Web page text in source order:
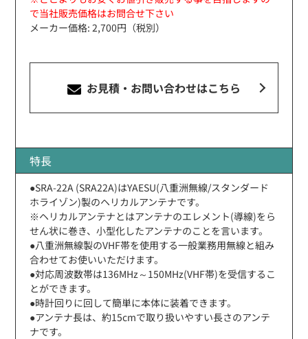
で当社販売価格はお問合せ下さい
メーカー価格: 2,700円（税別）
お見積・お問い合わせはこちら
特長
●SRA-22A (SRA22A)はYAESU(八重洲無線/スタンダード
ホライゾン)製のヘリカルアンテナです。
※ヘリカルアンテナとはアンテナのエレメント(導線)をら
せん状に巻き、小型化したアンテナのことを言います。
●八重洲無線製のVHF帯を使用する一般業務用無線と組み
合わせてお使いいただけます。
●対応周波数帯は136MHz～150MHz(VHF帯)を受信するこ
とができます。
●時計回りに回して簡単に本体に装着できます。
●アンテナ長は、約15cmで取り扱いやすい長さのアンテ
ナです。